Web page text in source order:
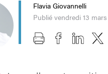
Flavia Giovannelli
Publié vendredi 13